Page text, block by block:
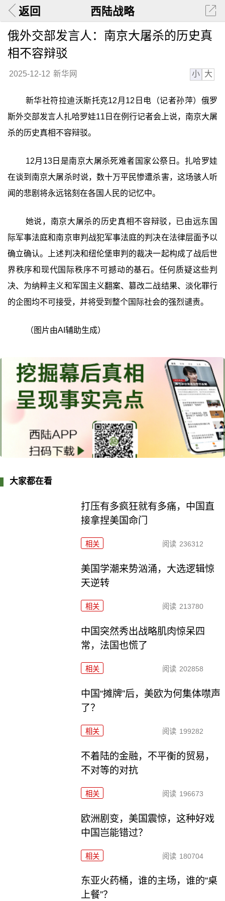
返回 西陆战略
俄外交部发言人：南京大屠杀的历史真
相不容辩驳
2025-12-12 新华网 小 大
新华社符拉迪沃斯托克12月12日电（记者孙萍）俄罗
斯外交部发言人扎哈罗娃11日在例行记者会上说，南京大屠
杀的历史真相不容辩驳。
12月13日是南京大屠杀死难者国家公祭日。扎哈罗娃
在谈到南京大屠杀时说，数十万平民惨遭杀害，这场骇人听
闻的悲剧将永远铭刻在各国人民的记忆中。
她说，南京大屠杀的历史真相不容辩驳，已由远东国
际军事法庭和南京审判战犯军事法庭的判决在法律层面予以
确立确认。上述判决和纽伦堡审判的裁决一起构成了战后世
界秩序和现代国际秩序不可撼动的基石。任何质疑这些判
决、为纳粹主义和军国主义翻案、篡改二战结果、淡化罪行
的企图均不可接受，并将受到整个国际社会的强烈谴责。
（图片由AI辅助生成）
大家都在看
打压有多疯狂就有多痛，中国直
接拿捏美国命门
相关 阅读 236312
美国学潮来势汹涌，大选逻辑惊
天逆转
相关 阅读 213780
中国突然秀出战略肌肉惊呆四
常，法国也慌了
相关 阅读 202858
中国“摊牌”后，美欧为何集体噤声
了？
相关 阅读 199282
不着陆的金融，不平衡的贸易，
不对等的对抗
相关 阅读 196673
欧洲剧变，美国震惊，这种好戏
中国岂能错过？
相关 阅读 180704
东亚火药桶，谁的主场，谁的“桌
上餐”？